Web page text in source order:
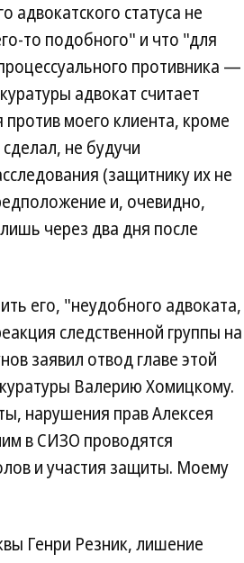
адвокатского статуса не
то подобного" и что "для
противника —
адвокат считает
моего клиента, кроме
не будучи
(защитнику их не
и, очевидно,
через два дня после
его, "неудобного адвоката,
следственной группы на
заявил отвод главе этой
Валерию Хомицкому.
нарушения прав Алексея
в СИЗО проводятся
и участия защиты. Моему
Генри Резник, лишение